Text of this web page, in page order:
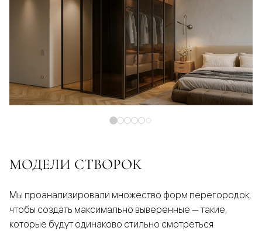
МОДЕЛИ СТВОРОК
Мы проанализировали множество форм перегородок,
чтобы создать максимально выверенные — такие,
которые будут одинаково стильно смотреться